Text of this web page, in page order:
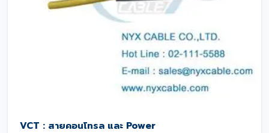
VCT : สายคอนโทรล และ Power